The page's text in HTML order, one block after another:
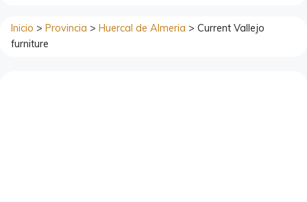
Inicio > Provincia > Huercal de Almeria > Current Vallejo
furniture